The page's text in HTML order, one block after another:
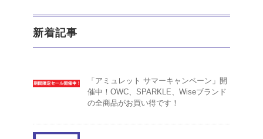
新着記事
「アミュレット サマーキャンペーン」開
催中！OWC、SPARKLE、Wiseブランド
の全商品がお買い得です！